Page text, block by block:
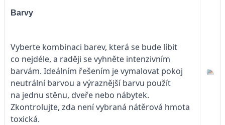
Barvy
Vyberte kombinaci barev, která se bude líbit
co nejdéle, a raději se vyhněte intenzivním
barvám. Ideálním řešením je vymalovat pokoj
neutrální barvou a výraznější barvu použít
na jednu stěnu, dveře nebo nábytek.
Zkontrolujte, zda není vybraná nátěrová hmota
toxická.